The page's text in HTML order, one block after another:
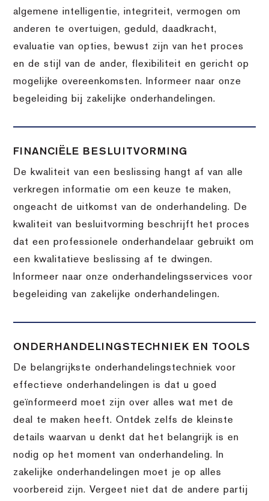
algemene intelligentie, integriteit, vermogen om
anderen te overtuigen, geduld, daadkracht,
evaluatie van opties, bewust zijn van het proces
en de stijl van de ander, flexibiliteit en gericht op
mogelijke overeenkomsten. Informeer naar onze
begeleiding bij zakelijke onderhandelingen.
FINANCIËLE BESLUITVORMING
De kwaliteit van een beslissing hangt af van alle
verkregen informatie om een keuze te maken,
ongeacht de uitkomst van de onderhandeling. De
kwaliteit van besluitvorming beschrijft het proces
dat een professionele onderhandelaar gebruikt om
een kwalitatieve beslissing af te dwingen.
Informeer naar onze onderhandelingsservices voor
begeleiding van zakelijke onderhandelingen.
ONDERHANDELINGSTECHNIEK EN TOOLS
De belangrijkste onderhandelingstechniek voor
effectieve onderhandelingen is dat u goed
geïnformeerd moet zijn over alles wat met de
deal te maken heeft. Ontdek zelfs de kleinste
details waarvan u denkt dat het belangrijk is en
nodig op het moment van onderhandeling. In
zakelijke onderhandelingen moet je op alles
voorbereid zijn. Vergeet niet dat de andere partij